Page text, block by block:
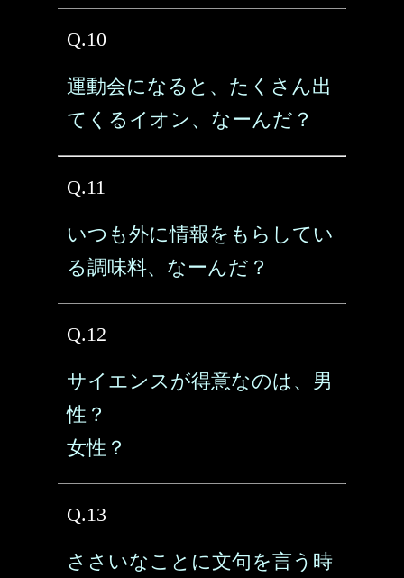
Q.10
運動会になると、たくさん出
てくるイオン、なーんだ？
Q.11
いつも外に情報をもらしてい
る調味料、なーんだ？
Q.12
サイエンスが得意なのは、男
性？
女性？
Q.13
ささいなことに文句を言う時